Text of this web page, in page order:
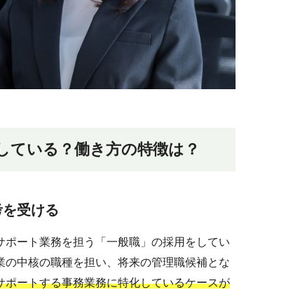
ている？働き方の特徴は？
受ける
ート業務を担う「一般職」の採用をしてい
中核の職種を担い、将来の管理職候補とな
ポートする事務業務に特化しているケースが